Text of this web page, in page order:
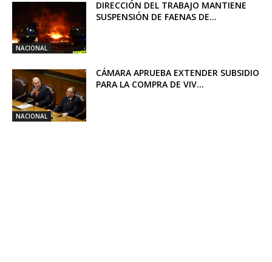
NACIONAL
DIRECCIÓN DEL TRABAJO MANTIENE
SUSPENSIÓN DE FAENAS DE...
NACIONAL
CÁMARA APRUEBA EXTENDER SUBSIDIO
PARA LA COMPRA DE VIV...